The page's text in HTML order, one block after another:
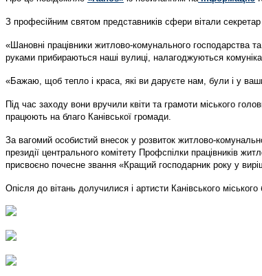
З професійним святом представників сфери вітали
«Шановні працівники житлово-комунального господарства
руками прибираються наші вулиці, налагоджуються
«Бажаю, щоб тепло і краса, які ви даруєте нам, були і у
Під час заходу вони вручили квіти та грамоти міського
працюють на благо Канівської громади.
За вагомий особистий внесок у розвиток житлово-
президії центрального комітету Профспілки працівників
присвоєно почесне звання «Кращий господарник року у
Опісля до вітань долучилися і артисти Канівського